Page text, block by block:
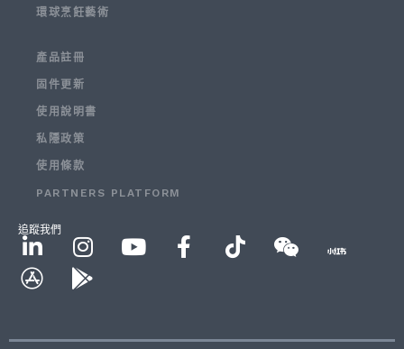
環球烹飪藝術
產品註冊
固件更新
使用說明書
私隱政策
使用條款
PARTNERS PLATFORM
追蹤我們